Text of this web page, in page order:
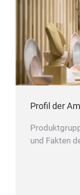
Profil der
und Fakten